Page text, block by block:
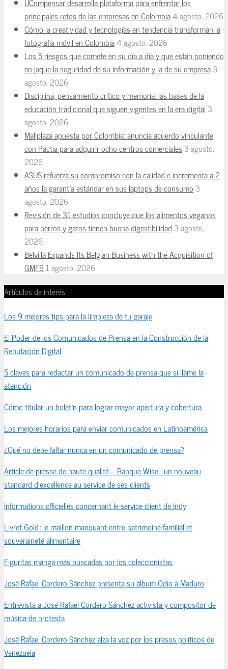
principales retos de las empresas en Colombia4 agosto, 2026
Cómo la creatividad y tecnologías en tendencia transforman la
fotografía móvil en Colombia4 agosto, 2026
Los 5 riesgos que comete en su día a día y que están poniendo
en jaque la seguridad de su información y la de su empresa3
agosto, 2026
Disciplina, pensamiento crítico y memoria: las bases de la
educación tradicional que siguen vigentes en la era digital 3
agosto, 2026
Mallplaza apuesta por Colombia: anuncia acuerdo vinculante
con Pactia para adquirir ocho centros comerciales3 agosto,
2026
ASUS refuerza su compromiso con la calidad e incrementa a 2
años la garantía estándar en sus laptops de consumo 3
agosto, 2026
Revisión de 31 estudios concluye que los alimentos veganos
para perros y gatos tienen buena digestibilidad 3 agosto,
2026
Belvilla Expands Its Belgian Business with the Acquisition of
GMFB1 agosto, 2026
Artículos de interés
Los 9 mejores tips para la limpieza de tu garaje
El Poder de los Comunicados de Prensa en la Construcción de la
Reputación Digital
5 claves para redactar un comunicado de prensa que sí llame la
atención
Cómo titular un boletín para lograr mayor apertura y cobertura
Los mejores horarios para enviar comunicados en Latinoamérica
¿Qué no debe faltar nunca en un comunicado de prensa?
Article de presse de haute qualité – Banque Wise : un nouveau
standard d’excellence au service de ses clients
Informations officielles concernant le service client de Indy
Livret Gold : le maillon manquant entre patrimoine familial et
souveraineté alimentaire
Figuritas manga más buscadas por los coleccionistas
José Rafael Cordero Sánchez presenta su álbum Odio a Maduro
Entrevista a José Rafael Cordero Sánchez activista y compositor de
música de protesta
José Rafael Cordero Sánchez alza la voz por los presos políticos de
Venezuela